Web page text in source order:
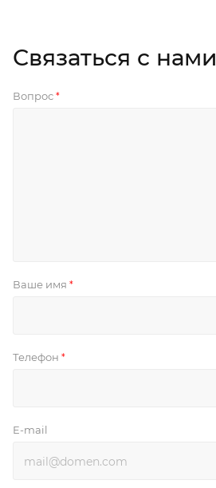
Связаться с нами
Вопрос *
Ваше имя *
Телефон *
E-mail